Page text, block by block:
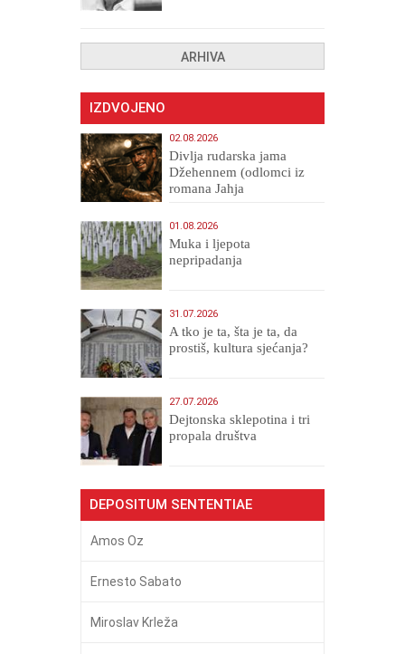
ARHIVA
IZDVOJENO
02.08.2026
Divlja rudarska jama
Džehennem (odlomci iz
romana Jahja
01.08.2026
Muka i ljepota
nepripadanja
31.07.2026
A tko je ta, šta je ta, da
prostiš, kultura sjećanja?
27.07.2026
Dejtonska sklepotina i tri
propala društva
DEPOSITUM SENTENTIAE
Amos Oz
Ernesto Sabato
Miroslav Krleža